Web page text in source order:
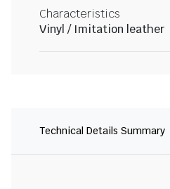
Characteristics
Vinyl / Imitation leather
Technical Details Summary